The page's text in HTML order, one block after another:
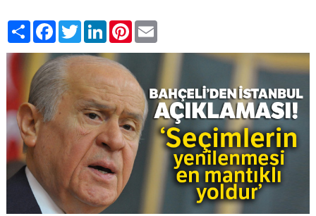
PaylaşFacebook
TwitterLinkedIn
Pinterest
Email